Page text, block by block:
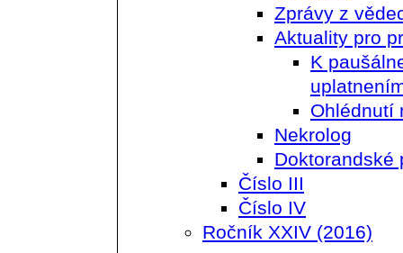
Zprávy z
Aktuality pro
K
Ohlédnutí
Nekrolog
Doktorandské
Číslo III
Číslo IV
Ročník XXIV (2016)